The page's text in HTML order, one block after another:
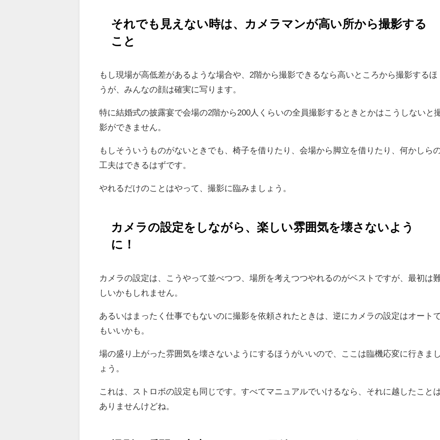
それでも見えない時は、カメラマンが高い所から撮影する
こと
もし現場が高低差があるような場合や、2階から撮影できるなら高いところから撮影するほ
うが、みんなの顔は確実に写ります。
特に結婚式の披露宴で会場の2階から200人くらいの全員撮影するときとかはこうしないと
影ができません。
もしそういうものがないときでも、椅子を借りたり、会場から脚立を借りたり、何かしら
工夫はできるはずです。
やれるだけのことはやって、撮影に臨みましょう。
カメラの設定をしながら、楽しい雰囲気を壊さないよう
に！
カメラの設定は、こうやって並べつつ、場所を考えつつやれるのがベストですが、最初は
しいかもしれません。
あるいはまったく仕事でもないのに撮影を依頼されたときは、逆にカメラの設定はオート
もいいかも。
場の盛り上がった雰囲気を壊さないようにするほうがいいので、ここは臨機応変に行きま
ょう。
これは、ストロボの設定も同じです。すべてマニュアルでいけるなら、それに越したこと
ありませんけどね。